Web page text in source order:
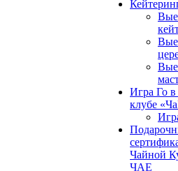
Игра Го
клубе
Чайной
ЧАЕ